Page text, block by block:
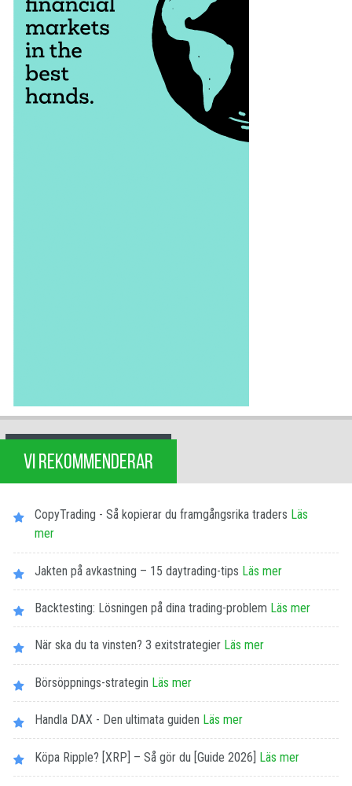
VI REKOMMENDERAR
CopyTrading - Så kopierar du framgångsrika traders Läs
mer
Jakten på avkastning – 15 daytrading-tips Läs mer
Backtesting: Lösningen på dina trading-problem Läs mer
När ska du ta vinsten? 3 exitstrategier Läs mer
Börsöppnings-strategin Läs mer
Handla DAX - Den ultimata guiden Läs mer
Köpa Ripple? [XRP] – Så gör du [Guide 2026] Läs mer